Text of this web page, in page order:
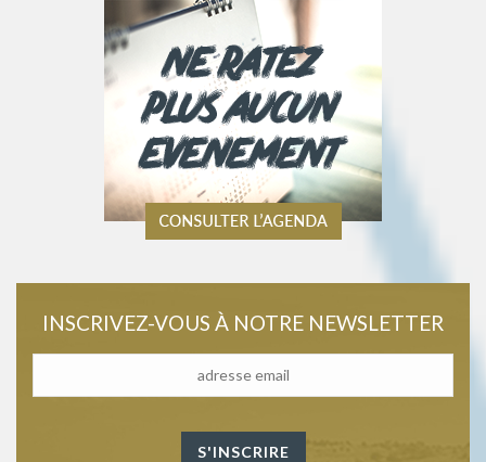
INSCRIVEZ-VOUS À NOTRE NEWSLETTER